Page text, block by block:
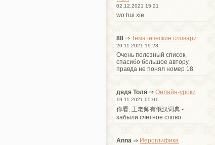
02.12.2021 15:21
wo hui xie
88 ⇒Тематические словари
20.11.2021 19:28
Очень полезный список,
спасибо большое автору,
правда не понял номер 18
дядя Толя ⇒Онлайн-уроки
19.11.2021 05:01
你看, 王老师有俄汉词典 -
забыли счетное слово
Anna ⇒ Иероглифика